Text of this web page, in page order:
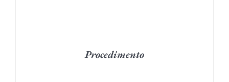
Procedimento